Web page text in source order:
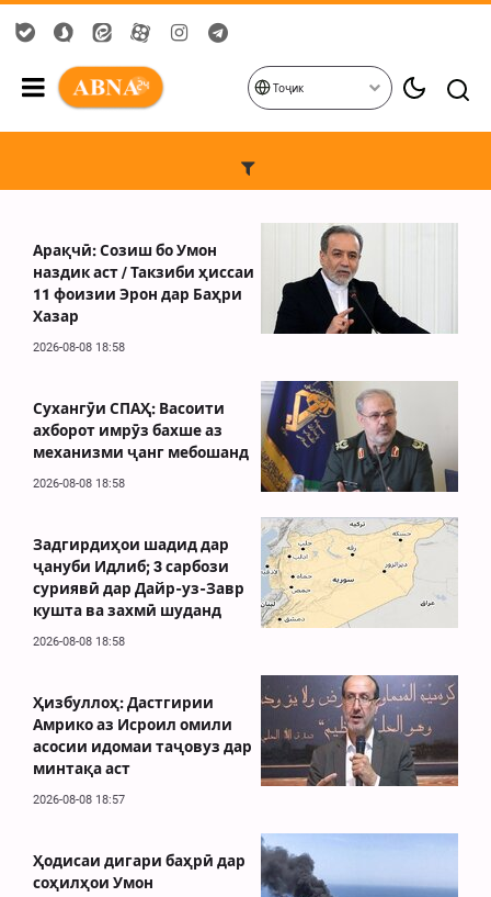
Тоҷик
Арақчӣ: Созиш бо Умон
наздик аст / Такзиби ҳиссаи
11 фоизии Эрон дар Баҳри
Хазар
2026-08-08 18:58
Сухангӯи СПАҲ: Васоити
ахборот имрӯз бахше аз
механизми ҷанг мебошанд
2026-08-08 18:58
Задгирдиҳои шадид дар
ҷануби Идлиб; 3 сарбози
суриявӣ дар Дайр-уз-Завр
кушта ва захмӣ шуданд
2026-08-08 18:58
Ҳизбуллоҳ: Дастгирии
Амрико аз Исроил омили
асосии идомаи таҷовуз дар
минтақа аст
2026-08-08 18:57
Ҳодисаи дигари баҳрӣ дар
соҳилҳои Умон